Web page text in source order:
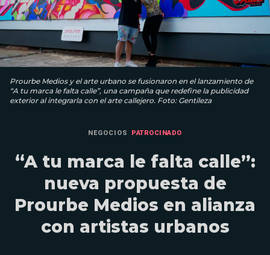
Prourbe Medios y el arte urbano se fusionaron en el lanzamiento de
“A tu marca le falta calle”, una campaña que redefine la publicidad
exterior al integrarla con el arte callejero. Foto: Gentileza
NEGOCIOS PATROCINADO
“A tu marca le falta calle”:
nueva propuesta de
Prourbe Medios en alianza
con artistas urbanos